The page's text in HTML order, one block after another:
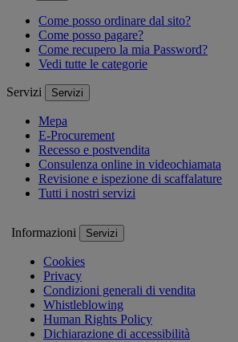
Come posso ordinare dal sito?
Come posso pagare?
Come recupero la mia Password?
Vedi tutte le categorie
Servizi Servizi
Mepa
E-Procurement
Recesso e postvendita
Consulenza online in videochiamata
Revisione e ispezione di scaffalature
Tutti i nostri servizi
Informazioni Servizi
Cookies
Privacy
Condizioni generali di vendita
Whistleblowing
Human Rights Policy
Dichiarazione di accessibilità